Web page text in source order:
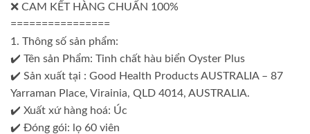
❌ CAM KẾT HÀNG CHUẨN 100%
================
1. Thông số sản phẩm:
✔️ Tên sản Phẩm: Tinh chất hàu biển Oyster Plus
✔️ Sản xuất tại : Good Health Products AUSTRALIA – 87
Yarraman Place, Virainia, QLD 4014, AUSTRALIA.
✔️ Xuất xứ hàng hoá: Úc
✔️ Đóng gói: lọ 60 viên